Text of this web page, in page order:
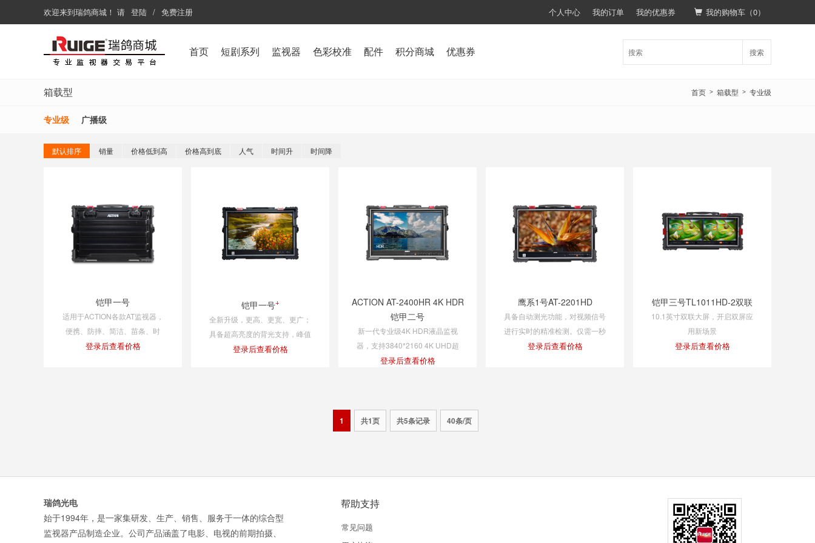
个人中心 我的订单 我的优惠券
欢迎来到瑞鸽商城 ！ 请 登陆 / 免费注册 我的购物车（0）
首页 短剧系列 监视器 色彩校准 配件 积分商城 优惠券 搜索
箱载型 首页 > 箱载型 > 专业级
专业级 广播级
默认排序 销量 价格低到高 价格高到底 人气 时间升 时间降
铠甲一号
适用于ACTION各款AT监视器，
便携、防摔、简洁、苗条、时
尚，可徒手拆卸，高强度铝镁合
登录后查看价格
铠甲一号+
全新升级，更高、更宽、更广；
具备超高亮度的背光支持，峰值
亮度可达惊人的2000cd/㎡；具备
登录后查看价格
ACTION AT-2400HR 4K HDR
铠甲二号
新一代专业级4K HDR液晶监视
器，支持3840*2160 4K UHD超
高清分辨率，支持HDR高动态范
登录后查看价格
鹰系1号AT-2201HD
具备自动测光功能，对视频信号
进行实时的精准检测。仅需一秒
钟，即可测得画面中曝光过度或
登录后查看价格
铠甲三号TL1011HD-2双联
10.1英寸双联大屏，开启双屏应
用新场景
登录后查看价格
1 共1页 共5条记录 40条/页
瑞鸽光电
始于1994年，是一家集研发、生产、销售、服务于一体的综合型
监视器产品制造企业。公司产品涵盖了电影、电视的前期拍摄、
帮助支持
常见问题